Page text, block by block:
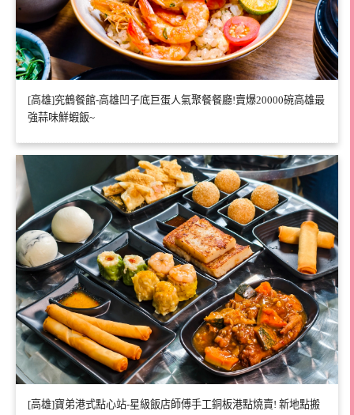
[高雄]究鶴餐館-高雄凹子底巨蛋人氣聚餐餐廳!賣爆20000碗高雄最
強蒜味鮮蝦飯~
[高雄]寶弟港式點心站-星級飯店師傅手工銅板港點燒賣! 新地點搬